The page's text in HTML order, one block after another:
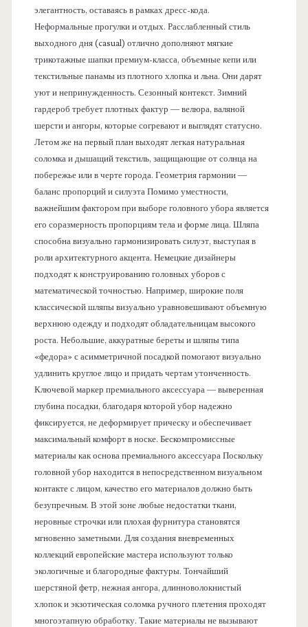
элегантность, оставаясь в рамках дресс-кода.
Неформальные прогулки и отдых. Расслабленный стиль
выходного дня (casual) отлично дополняют мягкие
трикотажные шапки премиум-класса, объемные кепи или
текстильные панамы из плотного хлопка и льна. Они дарят
уют и непринужденность. Сезонный контекст. Зимний
гардероб требует плотных фактур — велюра, валяной
шерсти и ангоры, которые согревают и выглядят статусно.
Летом же на первый план выходят легкая натуральная
соломка и дышащий текстиль, защищающие от солнца на
побережье или в черте города. Геометрия гармонии —
баланс пропорций и силуэта Помимо уместности,
важнейшим фактором при выборе головного убора является
его соразмерность пропорциям тела и форме лица. Шляпа
способна визуально гармонизировать силуэт, выступая в
роли архитектурного акцента. Немецкие дизайнеры
подходят к конструированию головных уборов с
математической точностью. Например, широкие поля
классической шляпы визуально уравновешивают объемную
верхнюю одежду и подходят обладательницам высокого
роста. Небольшие, аккуратные береты и шляпы типа
«федора» с асимметричной посадкой помогают визуально
удлинить круглое лицо и придать чертам утонченность.
Ключевой маркер премиального аксессуара — выверенная
глубина посадки, благодаря которой убор надежно
фиксируется, не деформирует прическу и обеспечивает
максимальный комфорт в носке. Бескомпромиссные
материалы как основа премиального аксессуара Поскольку
головной убор находится в непосредственном визуальном
контакте с лицом, качество его материалов должно быть
безупречным. В этой зоне любые недостатки ткани,
неровные строчки или плохая фурнитура становятся
мгновенно заметными. Для создания вневременных
коллекций европейские мастера используют только
экологичные и благородные фактуры. Тончайший
шерстяной фетр, нежная ангора, длинноволокнистый
хлопок и экзотическая соломка ручного плетения проходят
многоэтапную обработку. Такие материалы не вызывают